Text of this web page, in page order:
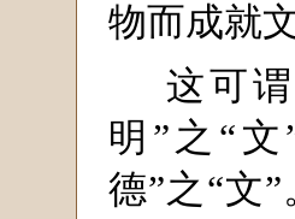
物而成就
这可
明”之“
德”之“文